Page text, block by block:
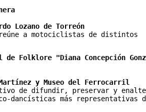
Lozano de Torreón
a motociclistas de distintos
Folklore "Diana Concepción
y Museo del Ferrocarril
de difundir, preservar y
dancísticas más representativas